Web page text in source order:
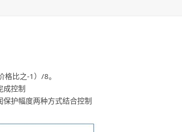
比之-1）/8。
成控制
护幅度两种方式结合控制